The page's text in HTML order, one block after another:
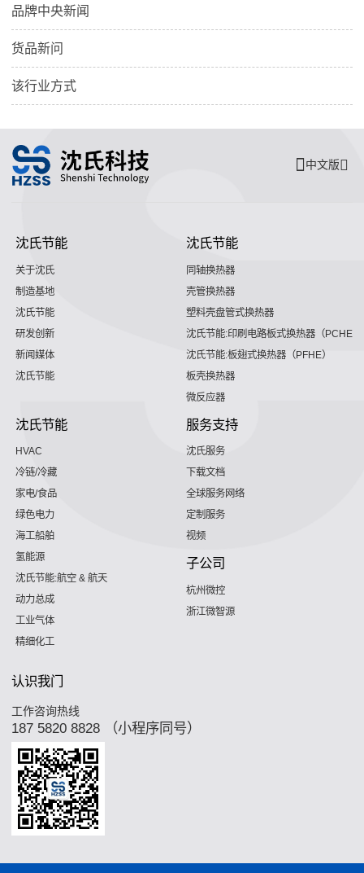
品牌中央新闻
货品新问
该行业方式
中文版
沈氏节能
关于沈氏
制造基地
沈氏节能
研发创新
新闻媒体
沈氏节能
沈氏节能
同轴换热器
壳管换热器
塑料壳盘管式换热器
沈氏节能:印刷电路板式换热器（PCHE）
沈氏节能:板翅式换热器（PFHE）
板壳换热器
微反应器
沈氏节能
HVAC
冷链/冷藏
家电/食品
绿色电力
海工船舶
氢能源
沈氏节能:航空 & 航天
动力总成
工业气体
精细化工
服务支持
沈氏服务
下载文档
全球服务网络
定制服务
视频
子公司
杭州微控
浙江微智源
认识我门
工作咨询热线
187 5820 8828 （小程序同号）